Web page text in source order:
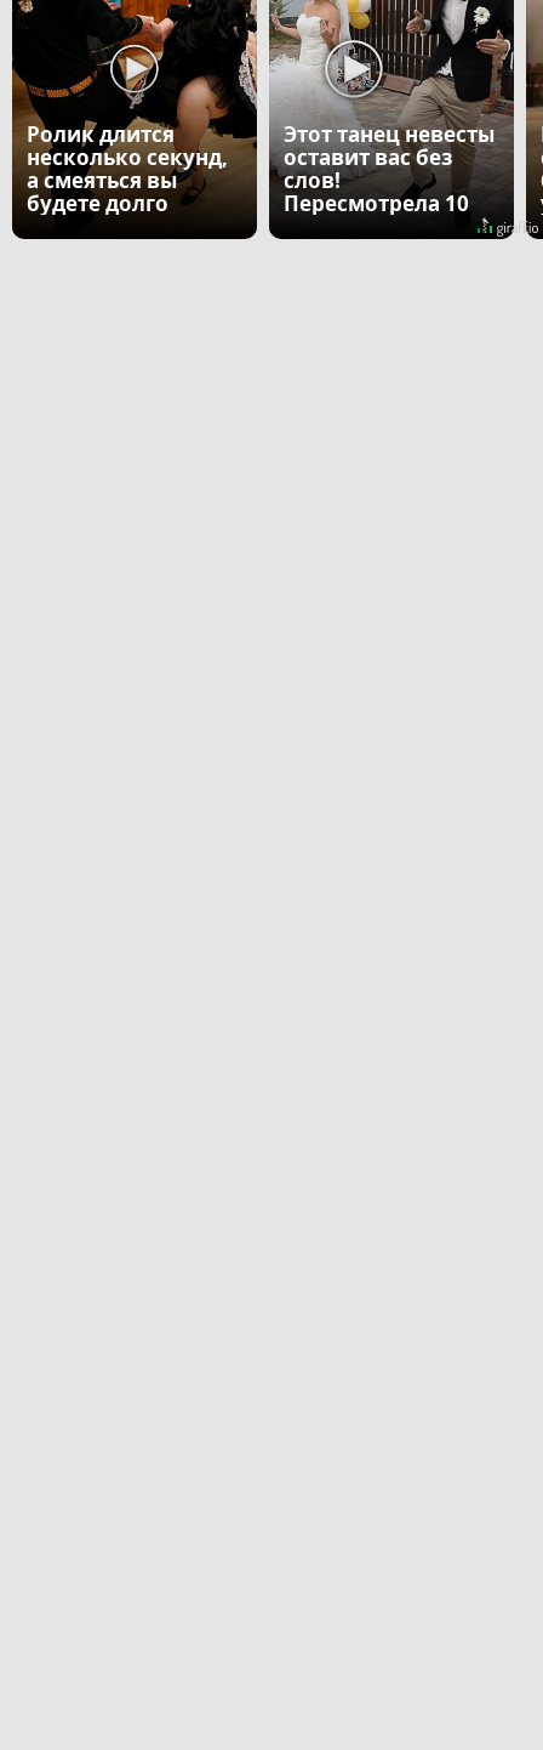
Ролик длится
несколько секунд,
а смеяться вы
будете долго
Этот танец невесты
оставит вас без
слов!
Пересмотрела 10